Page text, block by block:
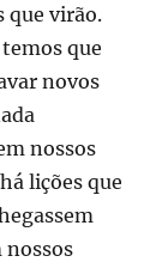
que virão.
que
novos
nossos
lições que
nossos